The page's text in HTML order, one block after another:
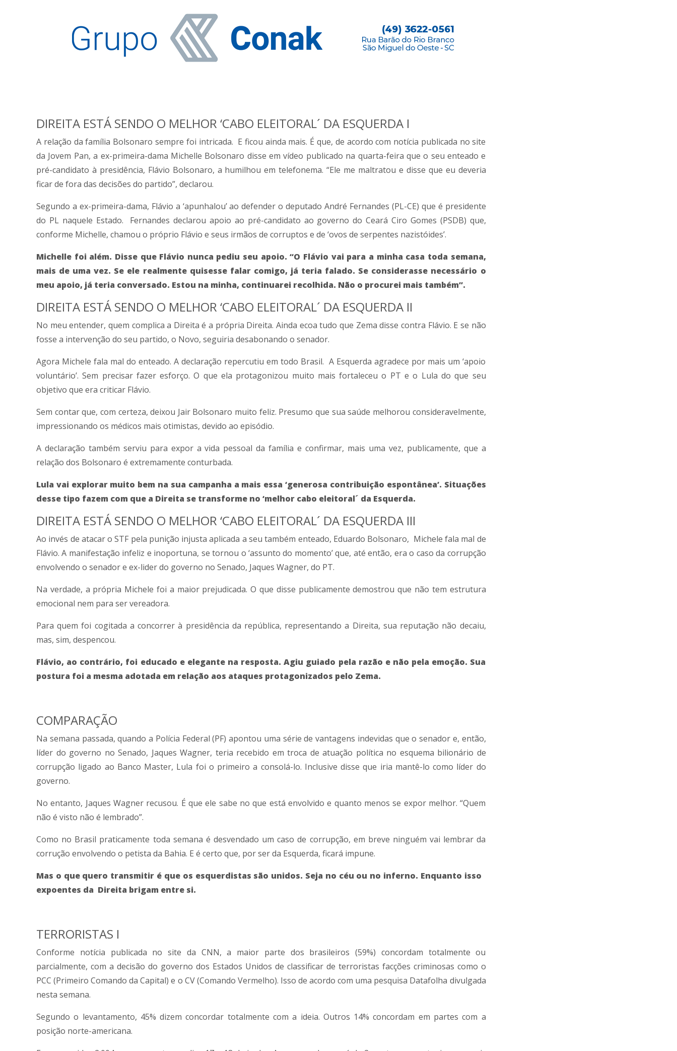
DIREITA ESTÁ SENDO O MELHOR ‘CABO ELEITORAL´ DA ESQUERDA I
A relação da família Bolsonaro sempre foi intricada. E ficou ainda mais. É que, de acordo com notícia publicada no site
da Jovem Pan, a ex-primeira-dama Michelle Bolsonaro disse em vídeo publicado na quarta-feira que o seu enteado e
pré-candidato à presidência, Flávio Bolsonaro, a humilhou em telefonema. “Ele me maltratou e disse que eu deveria
ficar de fora das decisões do partido”, declarou.
Segundo a ex-primeira-dama, Flávio a ‘apunhalou’ ao defender o deputado André Fernandes (PL-CE) que é presidente
do PL naquele Estado. Fernandes declarou apoio ao pré-candidato ao governo do Ceará Ciro Gomes (PSDB) que,
conforme Michelle, chamou o próprio Flávio e seus irmãos de corruptos e de ‘ovos de serpentes nazistóides’.
Michelle foi além. Disse que Flávio nunca pediu seu apoio. “O Flávio vai para a minha casa toda semana,
mais de uma vez. Se ele realmente quisesse falar comigo, já teria falado. Se considerasse necessário o
meu apoio, já teria conversado. Estou na minha, continuarei recolhida. Não o procurei mais também”.
DIREITA ESTÁ SENDO O MELHOR ‘CABO ELEITORAL´ DA ESQUERDA II
No meu entender, quem complica a Direita é a própria Direita. Ainda ecoa tudo que Zema disse contra Flávio. E se não
fosse a intervenção do seu partido, o Novo, seguiria desabonando o senador.
Agora Michele fala mal do enteado. A declaração repercutiu em todo Brasil. A Esquerda agradece por mais um ‘apoio
voluntário’. Sem precisar fazer esforço. O que ela protagonizou muito mais fortaleceu o PT e o Lula do que seu
objetivo que era criticar Flávio.
Sem contar que, com certeza, deixou Jair Bolsonaro muito feliz. Presumo que sua saúde melhorou consideravelmente,
impressionando os médicos mais otimistas, devido ao episódio.
A declaração também serviu para expor a vida pessoal da família e confirmar, mais uma vez, publicamente, que a
relação dos Bolsonaro é extremamente conturbada.
Lula vai explorar muito bem na sua campanha a mais essa ‘generosa contribuição espontânea’. Situações
desse tipo fazem com que a Direita se transforme no ‘melhor cabo eleitoral´ da Esquerda.
DIREITA ESTÁ SENDO O MELHOR ‘CABO ELEITORAL´ DA ESQUERDA III
Ao invés de atacar o STF pela punição injusta aplicada a seu também enteado, Eduardo Bolsonaro, Michele fala mal de
Flávio. A manifestação infeliz e inoportuna, se tornou o ‘assunto do momento’ que, até então, era o caso da corrupção
envolvendo o senador e ex-lider do governo no Senado, Jaques Wagner, do PT.
Na verdade, a própria Michele foi a maior prejudicada. O que disse publicamente demostrou que não tem estrutura
emocional nem para ser vereadora.
Para quem foi cogitada a concorrer à presidência da república, representando a Direita, sua reputação não decaiu,
mas, sim, despencou.
Flávio, ao contrário, foi educado e elegante na resposta. Agiu guiado pela razão e não pela emoção. Sua
postura foi a mesma adotada em relação aos ataques protagonizados pelo Zema.
COMPARAÇÃO
Na semana passada, quando a Polícia Federal (PF) apontou uma série de vantagens indevidas que o senador e, então,
líder do governo no Senado, Jaques Wagner, teria recebido em troca de atuação política no esquema bilionário de
corrupção ligado ao Banco Master, Lula foi o primeiro a consolá-lo. Inclusive disse que iria mantê-lo como líder do
governo.
No entanto, Jaques Wagner recusou. É que ele sabe no que está envolvido e quanto menos se expor melhor. “Quem
não é visto não é lembrado”.
Como no Brasil praticamente toda semana é desvendado um caso de corrupção, em breve ninguém vai lembrar da
corrução envolvendo o petista da Bahia. E é certo que, por ser da Esquerda, ficará impune.
Mas o que quero transmitir é que os esquerdistas são unidos. Seja no céu ou no inferno. Enquanto isso
expoentes da Direita brigam entre si.
TERRORISTAS I
Conforme notícia publicada no site da CNN, a maior parte dos brasileiros (59%) concordam totalmente ou
parcialmente, com a decisão do governo dos Estados Unidos de classificar de terroristas facções criminosas como o
PCC (Primeiro Comando da Capital) e o CV (Comando Vermelho). Isso de acordo com uma pesquisa Datafolha divulgada
nesta semana.
Segundo o levantamento, 45% dizem concordar totalmente com a ideia. Outros 14% concordam em partes com a
posição norte-americana.